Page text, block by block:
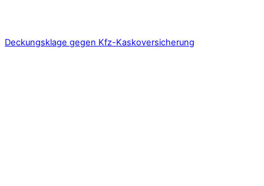
Deckungsklage gegen Kfz-Kaskoversicherung